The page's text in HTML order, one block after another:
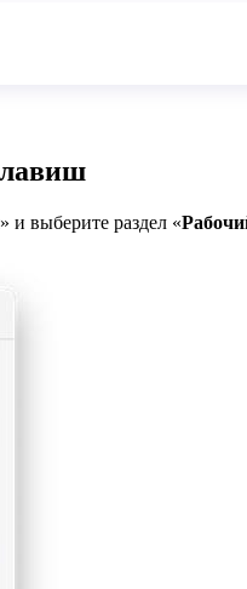
» и выберите раздел «